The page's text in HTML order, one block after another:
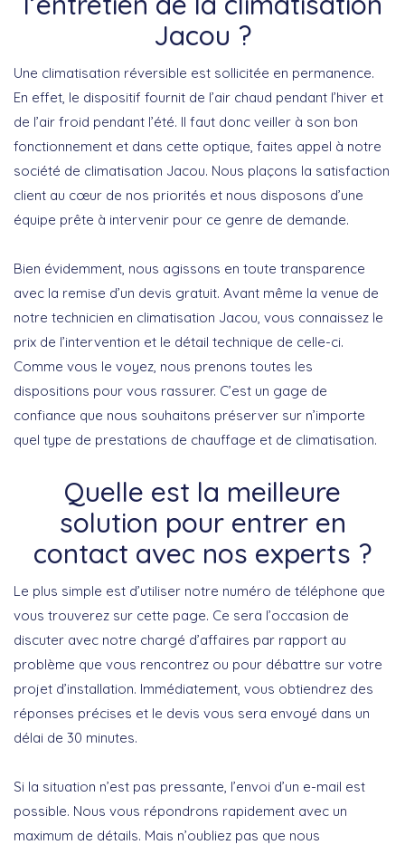
Jacou ?
Une climatisation réversible est sollicitée en permanence.
En effet, le dispositif fournit de l’air chaud pendant l’hiver et
de l’air froid pendant l’été. Il faut donc veiller à son bon
fonctionnement et dans cette optique, faites appel à notre
société de climatisation Jacou. Nous plaçons la satisfaction
client au cœur de nos priorités et nous disposons d’une
équipe prête à intervenir pour ce genre de demande.
Bien évidemment, nous agissons en toute transparence
avec la remise d’un devis gratuit. Avant même la venue de
notre technicien en climatisation Jacou, vous connaissez le
prix de l’intervention et le détail technique de celle-ci.
Comme vous le voyez, nous prenons toutes les
dispositions pour vous rassurer. C’est un gage de
confiance que nous souhaitons préserver sur n’importe
quel type de prestations de chauffage et de climatisation.
Quelle est la meilleure
solution pour entrer en
contact avec nos experts ?
Le plus simple est d’utiliser notre numéro de téléphone que
vous trouverez sur cette page. Ce sera l’occasion de
discuter avec notre chargé d’affaires par rapport au
problème que vous rencontrez ou pour débattre sur votre
projet d’installation. Immédiatement, vous obtiendrez des
réponses précises et le devis vous sera envoyé dans un
délai de 30 minutes.
Si la situation n’est pas pressante, l’envoi d’un e-mail est
possible. Nous vous répondrons rapidement avec un
maximum de détails. Mais n’oubliez pas que nous